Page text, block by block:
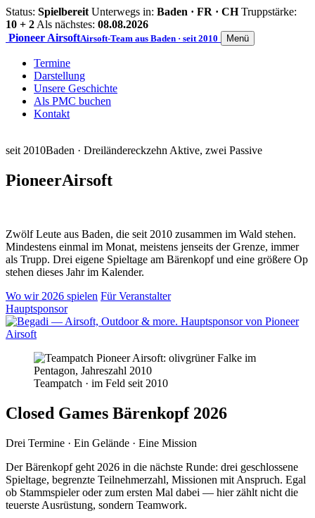
Status: Spielbereit Unterwegs in: Baden · FR · CH Truppstärke:
10 + 2 Als nächstes: 08.08.2026
Pioneer AirsoftAirsoft-Team aus Baden · seit 2010 Menü
Termine
Darstellung
Unsere Geschichte
Als PMC buchen
Kontakt
seit 2010Baden · Dreiländereckzehn Aktive, zwei Passive
PioneerAirsoft
Zwölf Leute aus Baden, die seit 2010 zusammen im Wald stehen.
Mindestens einmal im Monat, meistens jenseits der Grenze, immer
als Trupp. Drei eigene Spieltage am Bärenkopf und eine größere Op
stehen dieses Jahr im Kalender.
Wo wir 2026 spielen Für Veranstalter
Hauptsponsor
Teampatch · im Feld seit 2010
Closed Games Bärenkopf 2026
Drei Termine · Ein Gelände · Eine Mission
Der Bärenkopf geht 2026 in die nächste Runde: drei geschlossene
Spieltage, begrenzte Teilnehmerzahl, Missionen mit Anspruch. Egal
ob Stammspieler oder zum ersten Mal dabei — hier zählt nicht die
teuerste Ausrüstung, sondern Teamwork.